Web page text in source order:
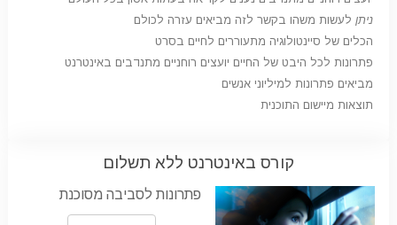
ניתן לעשות משהו בקשר לזה מביאים עזרה לכולם
הכלים של סיינטולוגיה מתעוררים לחיים בסרט
פתרונות לכל היבט של החיים יועצים רוחניים מתנדבים באינטרנט
מביאים פתרונות למיליוני אנשים
תוצאות מיישום התוכנית
קורס באינטרנט ללא תשלום
פתרונות לסביבה מסוכנת